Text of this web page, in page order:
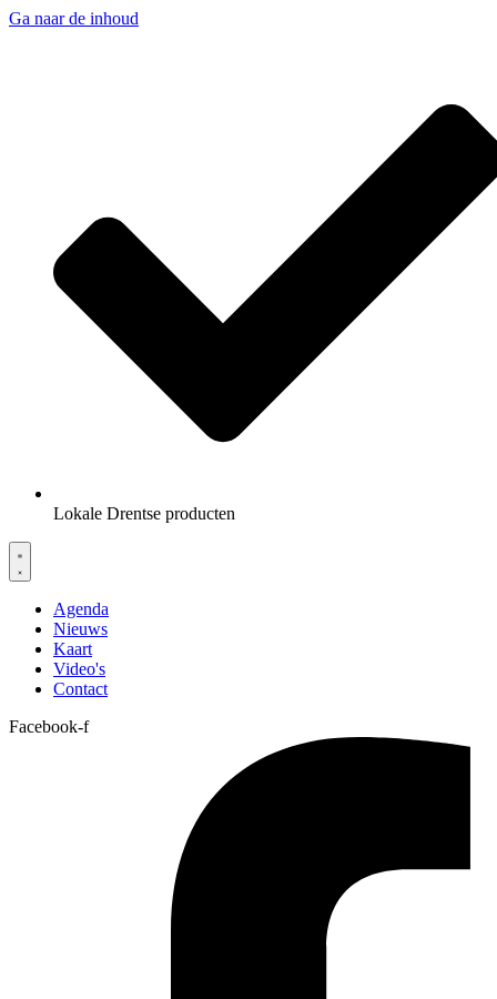
Ga naar de inhoud
Lokale Drentse producten
Agenda
Nieuws
Kaart
Video's
Contact
Facebook-f